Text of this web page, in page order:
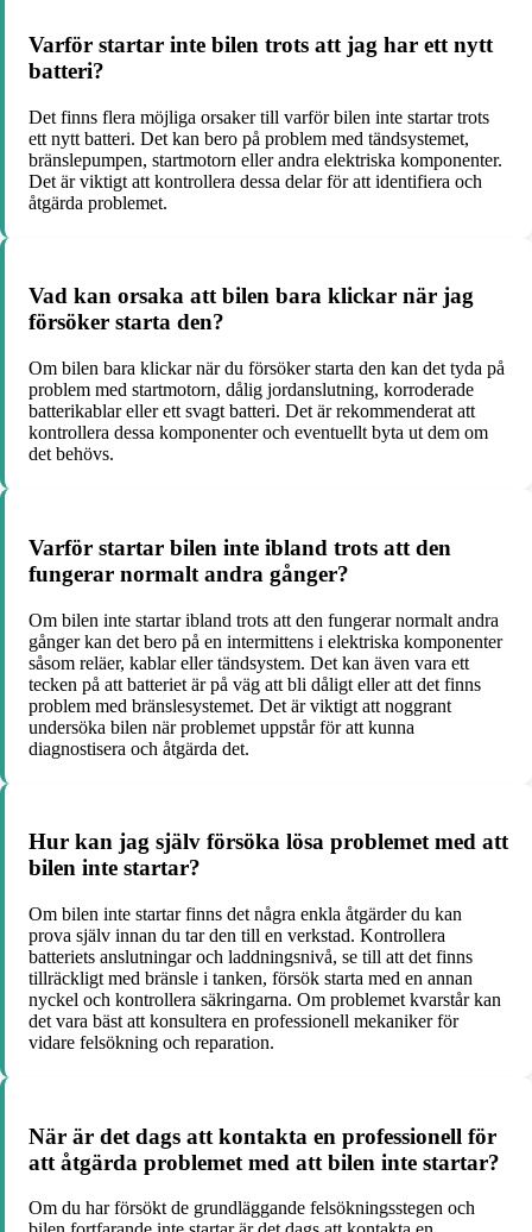
Varför startar inte bilen trots att jag har ett nytt
batteri?
Det finns flera möjliga orsaker till varför bilen inte startar trots
ett nytt batteri. Det kan bero på problem med tändsystemet,
bränslepumpen, startmotorn eller andra elektriska komponenter.
Det är viktigt att kontrollera dessa delar för att identifiera och
åtgärda problemet.
Vad kan orsaka att bilen bara klickar när jag
försöker starta den?
Om bilen bara klickar när du försöker starta den kan det tyda på
problem med startmotorn, dålig jordanslutning, korroderade
batterikablar eller ett svagt batteri. Det är rekommenderat att
kontrollera dessa komponenter och eventuellt byta ut dem om
det behövs.
Varför startar bilen inte ibland trots att den
fungerar normalt andra gånger?
Om bilen inte startar ibland trots att den fungerar normalt andra
gånger kan det bero på en intermittens i elektriska komponenter
såsom reläer, kablar eller tändsystem. Det kan även vara ett
tecken på att batteriet är på väg att bli dåligt eller att det finns
problem med bränslesystemet. Det är viktigt att noggrant
undersöka bilen när problemet uppstår för att kunna
diagnostisera och åtgärda det.
Hur kan jag själv försöka lösa problemet med att
bilen inte startar?
Om bilen inte startar finns det några enkla åtgärder du kan
prova själv innan du tar den till en verkstad. Kontrollera
batteriets anslutningar och laddningsnivå, se till att det finns
tillräckligt med bränsle i tanken, försök starta med en annan
nyckel och kontrollera säkringarna. Om problemet kvarstår kan
det vara bäst att konsultera en professionell mekaniker för
vidare felsökning och reparation.
När är det dags att kontakta en professionell för
att åtgärda problemet med att bilen inte startar?
Om du har försökt de grundläggande felsökningsstegen och